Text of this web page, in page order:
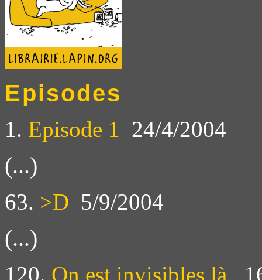
Episodes
1. Episode 1 24/4/2004
(...)
63. >D 5/9/2004
(...)
120. On est invisibles là